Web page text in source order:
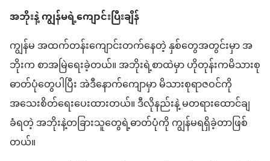
အဘိုး​နဲ့ ကျွန်မ​ရဲ့​ကျောင်း​ပြီး​ချိန်
ကျွန်မ အထက်တန်း​ကျောင်းတက်​နေတဲ့ နှစ်တွေ​အတွင်းမှာ အ
ဘိုး​က စာ​အမြဲ​ရေးခဲ့တယ်။ အဘိုး​ရဲ့​စာ​ထဲမှာ ဟို​တုန်း​က​မိသားစု​
ဓာတ်​ပုံ​တွေ​ပါ​ပြီး အဲဒီနောက်​ကျော​မှာ မိသားစု​ရာဇဝင်​ကို
အသေးစိတ်​ရေး​ပေး​ထား​တယ်။ ဒီလို​နည်းနဲ့ မတရား​ထောင်ချ​
ခံရ​တဲ့ အဘိုး​နဲ့​တခြား​သူတွေရဲ့​ဓာတ်​ပုံ​ကို ကျွန်မ​ရရှိခဲ့​တာ​ဖြစ်
တယ်။